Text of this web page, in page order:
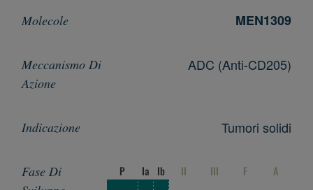
MEN1309
ADC (Anti-CD205)
Tumori solidi
P Ia Ib II III F A